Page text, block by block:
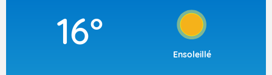
16°
Ensoleillé